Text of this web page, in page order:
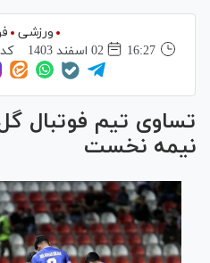
ورزشی
16:27
02 اسفند 1403
تساوی تیم فوتبال
نیمه نخست